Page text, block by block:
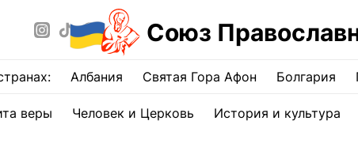
Союз
Албания Святая Гора Афон Болгария
веры Человек и Церковь История и культура